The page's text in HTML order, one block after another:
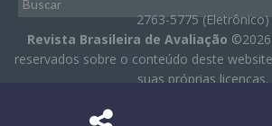
2763-5775 (Eletrônico)
Revista Brasileira de Avaliação
reservados sobre o conteúdo deste
suas próprias licenças.